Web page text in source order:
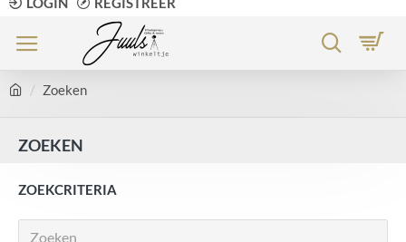
Zoeken
ZOEKEN
ZOEKCRITERIA